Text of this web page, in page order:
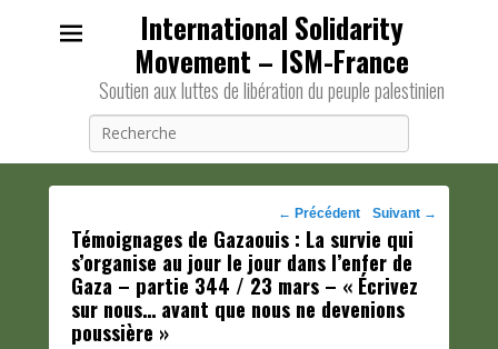
International Solidarity
Movement – ISM-France
Soutien aux luttes de libération du peuple palestinien
Navigation
des
posts
← Précédent Suivant →
Témoignages de Gazaouis : La survie qui
s’organise au jour le jour dans l’enfer de
Gaza – partie 344 / 23 mars – « Écrivez
sur nous… avant que nous ne devenions
poussière »